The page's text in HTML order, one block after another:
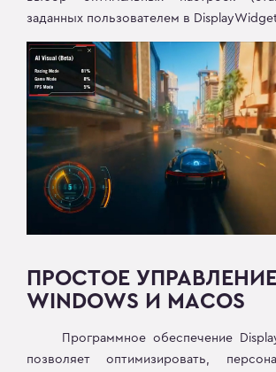
заданных пользователем в
ПРОСТОЕ
WINDOWS И MACOS
Программное обеспечение
позволяет оптимизировать,